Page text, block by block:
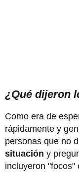
¿Qué dijeron
Como era de
rápidamente y
personas que no
situación y
incluyeron "focos"